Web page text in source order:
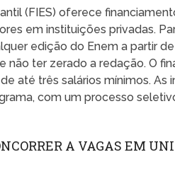
(FIES) oferece
em instituições privadas.
edição do Enem a partir
não ter zerado a redação. O
até três salários mínimos. As
com um processo
A VAGAS EM